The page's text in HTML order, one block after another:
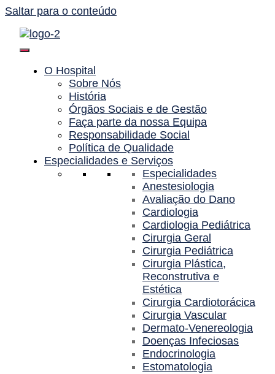
Saltar para o conteúdo
O Hospital
Sobre Nós
História
Órgãos Sociais e de Gestão
Faça parte da nossa Equipa
Responsabilidade Social
Política de Qualidade
Especialidades e Serviços
Especialidades
Anestesiologia
Avaliação do Dano
Cardiologia
Cardiologia Pediátrica
Cirurgia Geral
Cirurgia Pediátrica
Cirurgia Plástica,
Reconstrutiva e
Estética
Cirurgia Cardiotorácica
Cirurgia Vascular
Dermato-Venereologia
Doenças Infeciosas
Endocrinologia
Estomatologia